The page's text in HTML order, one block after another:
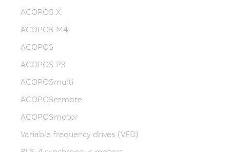
ACOPOS X
ACOPOS M4
ACOPOS
ACOPOS P3
ACOPOSmulti
ACOPOSremote
ACOPOSmotor
Variable frequency drives (VFD)